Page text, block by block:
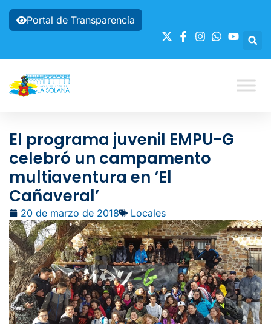
Portal de Transparencia
El programa juvenil EMPU-G
celebró un campamento
multiaventura en ‘El
Cañaveral’
20 de marzo de 2018 Locales